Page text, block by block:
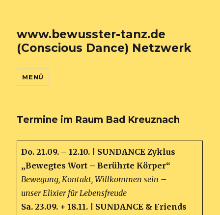
www.bewusster-tanz.de
(Conscious Dance) Netzwerk
MENÜ
Termine im Raum Bad Kreuznach
Do. 21.09. – 12.10. | SUNDANCE Zyklus
„Bewegtes Wort – Berührte Körper“
Bewegung, Kontakt, Willkommen sein –
unser Elixier für Lebensfreude
Sa. 23.09. + 18.11. | SUNDANCE & Friends